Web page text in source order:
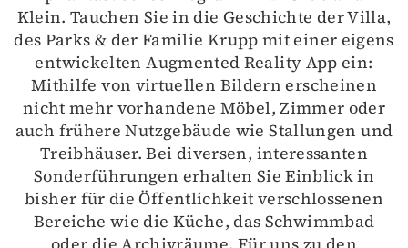
Klein. Tauchen Sie in die Geschichte der Villa,
des Parks & der Familie Krupp mit einer eigens
entwickelten Augmented Reality App ein:
Mithilfe von virtuellen Bildern erscheinen
nicht mehr vorhandene Möbel, Zimmer oder
auch frühere Nutzgebäude wie Stallungen und
Treibhäuser. Bei diversen, interessanten
Sonderführungen erhalten Sie Einblick in
bisher für die Öffentlichkeit verschlossenen
Bereiche wie die Küche, das Schwimmbad